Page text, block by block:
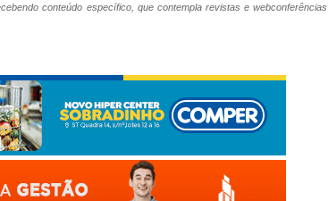
conteúdo específico, que contempla revistas e webconferências